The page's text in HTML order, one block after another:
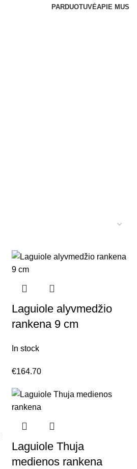
PARDUOTUVĖAPIE MUS
Laguiole alyvmedžio
rankena 9 cm
In stock
€164.70
Laguiole Thuja
medienos rankena